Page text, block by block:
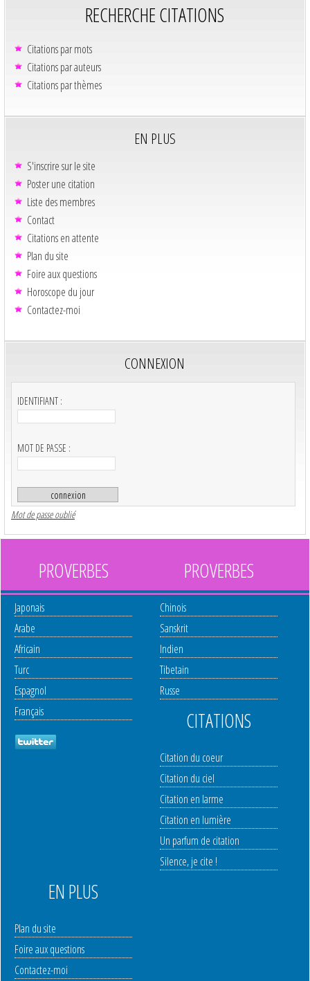
RECHERCHE CITATIONS
Citations par mots
Citations par auteurs
Citations par thèmes
EN PLUS
S'inscrire sur le site
Poster une citation
Liste des membres
Contact
Citations en attente
Plan du site
Foire aux questions
Horoscope du jour
Contactez-moi
CONNEXION
IDENTIFIANT :
MOT DE PASSE :
Mot de passe oublié
PROVERBES
Japonais
Arabe
Africain
Turc
Espagnol
Français
PROVERBES
Chinois
Sanskrit
Indien
Tibetain
Russe
CITATIONS
Citation du coeur
Citation du ciel
Citation en larme
Citation en lumière
Un parfum de citation
Silence, je cite !
EN PLUS
Plan du site
Foire aux questions
Contactez-moi